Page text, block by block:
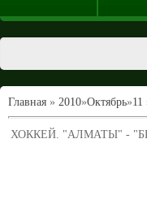
Главная » 2010»Октябрь»11
ХОККЕЙ. "АЛМАТЫ" -